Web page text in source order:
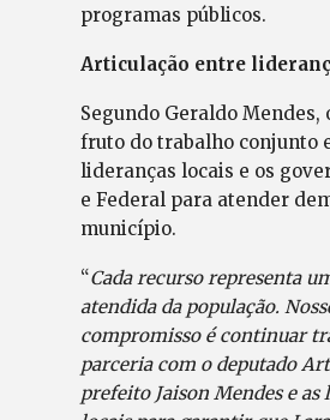
programas públicos.
Articulação entre
Segundo Geraldo Mendes,
fruto do trabalho conjunto
lideranças locais e os
e Federal para atender
município.
“Cada recurso representa
atendida da população.
compromisso é continuar
parceria com o deputado
prefeito Jaison Mendes e as